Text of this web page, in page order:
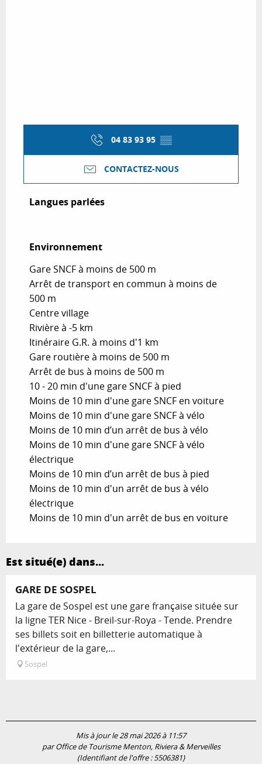
04 83 93 95 ▒▒
CONTACTEZ-NOUS
Langues parlées
Langues parlées
Environnement
Environnement
Gare SNCF à moins de 500 m
Arrêt de transport en commun à moins de
500 m
Centre village
Rivière à -5 km
Itinéraire G.R. à moins d'1 km
Gare routière à moins de 500 m
Arrêt de bus à moins de 500 m
10 - 20 min d'une gare SNCF à pied
Moins de 10 min d'une gare SNCF en voiture
Moins de 10 min d'une gare SNCF à vélo
Moins de 10 min d’un arrêt de bus à vélo
Moins de 10 min d'une gare SNCF à vélo
électrique
Moins de 10 min d’un arrêt de bus à pied
Moins de 10 min d'un arrêt de bus à vélo
électrique
Moins de 10 min d'un arrêt de bus en voiture
Est situé(e) dans...
GARE DE SOSPEL
La gare de Sospel est une gare française située sur
la ligne TER Nice - Breil-sur-Roya - Tende. Prendre
ses billets soit en billetterie automatique à
l'extérieur de la gare,...
Sospel
Mis à jour le 28 mai 2026 à 11:57
par Office de Tourisme Menton, Riviera & Merveilles
(Identifiant de l'offre :5506381)